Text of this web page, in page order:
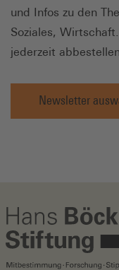
und Infos zu den
Soziales,
jederzeit
Newsletter